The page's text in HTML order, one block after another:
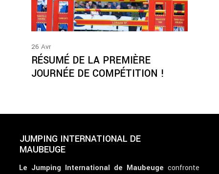
26 Avr
RÉSUMÉ DE LA PREMIÈRE
JOURNÉE DE COMPÉTITION !
JUMPING INTERNATIONAL DE
MAUBEUGE
Le Jumping International de Maubeuge confronte